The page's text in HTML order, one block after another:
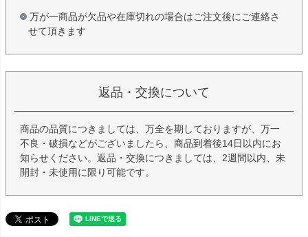
万が一商品が欠品や在庫切れの場合はご注文後にご連絡さ
せて頂きます
返品・交換について
商品の品質につきましては、万全を期しておりますが、万一
不良・破損などがございましたら、商品到着後14日以内にお
知らせください。返品・交換につきましては、2週間以内、未
開封・未使用に限り可能です。